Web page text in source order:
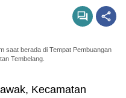
saat berada di Tempat Pembuangan
Tembelang.
Kecamatan